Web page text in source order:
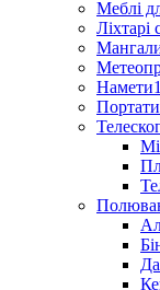
Меблі
Ліхтарі
Намети